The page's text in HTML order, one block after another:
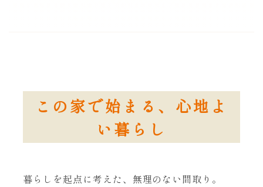
この家で始まる、心地よ
い暮らし
暮らしを起点に考えた、無理のない間取り。